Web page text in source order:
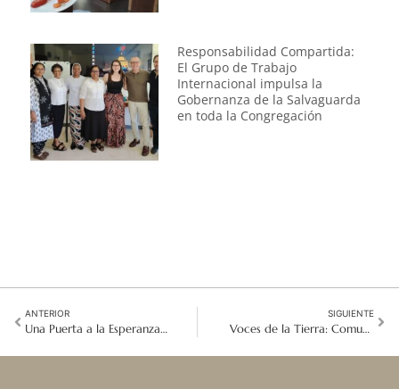
Responsabilidad Compartida:
El Grupo de Trabajo
Internacional impulsa la
Gobernanza de la Salvaguarda
en toda la Congregación
ANTERIOR
Una Puerta a la Esperanza: Acompañamiento a los Trabajadores en Situación de Migración en Corea del Sur
SIGUIENTE
Voces de la Tierra: Comunidades Indígenas Redefinen la Salud y la Justicia en el Foro Permanente de las Naciones Unidas para las Cuestiones Indígenas 2026